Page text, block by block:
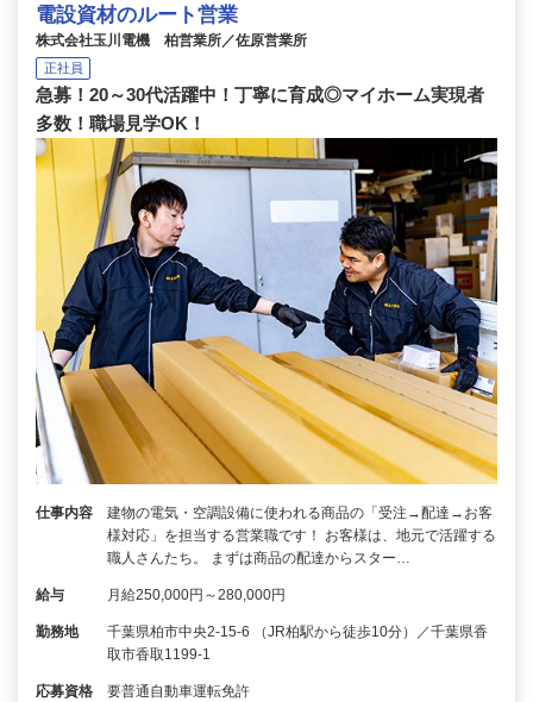
電設資材のルート営業
株式会社玉川電機 柏営業所／佐原営業所
正社員
急募！20～30代活躍中！丁寧に育成◎マイホーム実現者
多数！職場見学OK！
仕事内容
建物の電気・空調設備に使われる商品の「受注→配達→お客
様対応」を担当する営業職です！ お客様は、地元で活躍する
職人さんたち。 まずは商品の配達からスター…
給与 月給250,000円～280,000円
勤務地
千葉県柏市中央2-15-6 （JR柏駅から徒歩10分）／千葉県香
取市香取1199-1
応募資格 要普通自動車運転免許